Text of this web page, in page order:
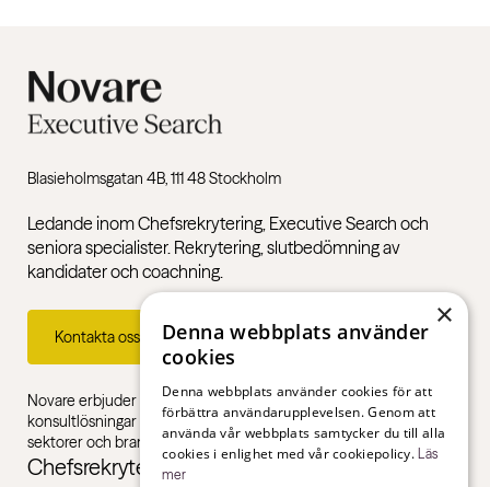
Blasieholmsgatan 4B, 111 48 Stockholm
Ledande inom Chefsrekrytering, Executive Search och
seniora specialister. Rekrytering, slutbedömning av
kandidater och coachning.
Kontakta oss
Novare erbjuder specialistkompetens inom rekrytering,
konsultlösningar och ledarskapsutbildningar, gentemot alla
sektorer och branscher – från första jobb till chefsnivå.
Chefsrekrytering
×
Denna webbplats använder
cookies
Denna webbplats använder cookies för att
förbättra användarupplevelsen. Genom att
använda vår webbplats samtycker du till alla
cookies i enlighet med vår cookiepolicy. Läs
mer